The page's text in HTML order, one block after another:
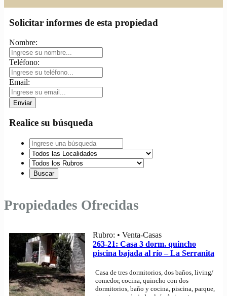
Solicitar informes de esta propiedad
Nombre:
Teléfono:
Email:
Realice su búsqueda
Propiedades Ofrecidas
Rubro: • Venta-Casas
263-21: Casa 3 dorm. quincho
piscina bajada al río – La Serranita
Casa de tres dormitorios, dos baños, living/
comedor, cocina, quincho con dos
dormitorios, baño y cocina, piscina, parque,